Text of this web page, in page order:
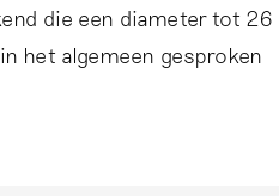
die een diameter tot 26
het algemeen gesproken